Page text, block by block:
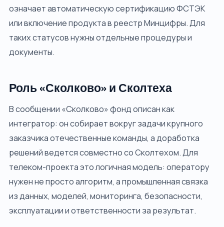
означает автоматическую сертификацию ФСТЭК
или включение продукта в реестр Минцифры. Для
таких статусов нужны отдельные процедуры и
документы.
Роль «Сколково» и Сколтеха
В сообщении «Сколково» фонд описан как
интегратор: он собирает вокруг задачи крупного
заказчика отечественные команды, а доработка
решений ведется совместно со Сколтехом. Для
телеком-проекта это логичная модель: оператору
нужен не просто алгоритм, а промышленная связка
из данных, моделей, мониторинга, безопасности,
эксплуатации и ответственности за результат.